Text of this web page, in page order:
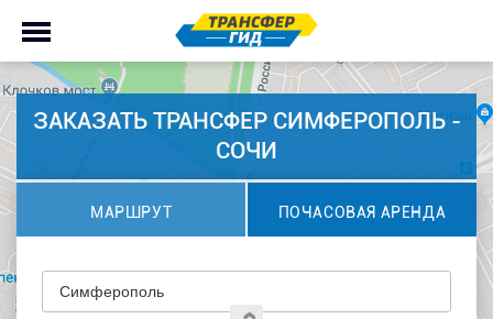
ЗАКАЗАТЬ ТРАНСФЕР СИМФЕРОПОЛЬ -
СОЧИ
МАРШРУТ ПОЧАСОВАЯ АРЕНДА